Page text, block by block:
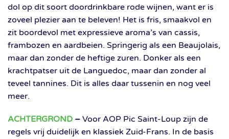
dol op dit soort doordrinkbare rode wijnen, want er is
zoveel plezier aan te beleven! Het is fris, smaakvol en
zit boordevol met expressieve aroma’s van cassis,
frambozen en aardbeien. Springerig als een Beaujolais,
maar dan zonder de heftige zuren. Donker als een
krachtpatser uit de Languedoc, maar dan zonder al
teveel tannines. Dit is alles daar tussenin en nog veel
meer.
ACHTERGROND – Voor AOP Pic Saint-Loup zijn de
regels vrij duidelijk en klassiek Zuid-Frans. In de basis